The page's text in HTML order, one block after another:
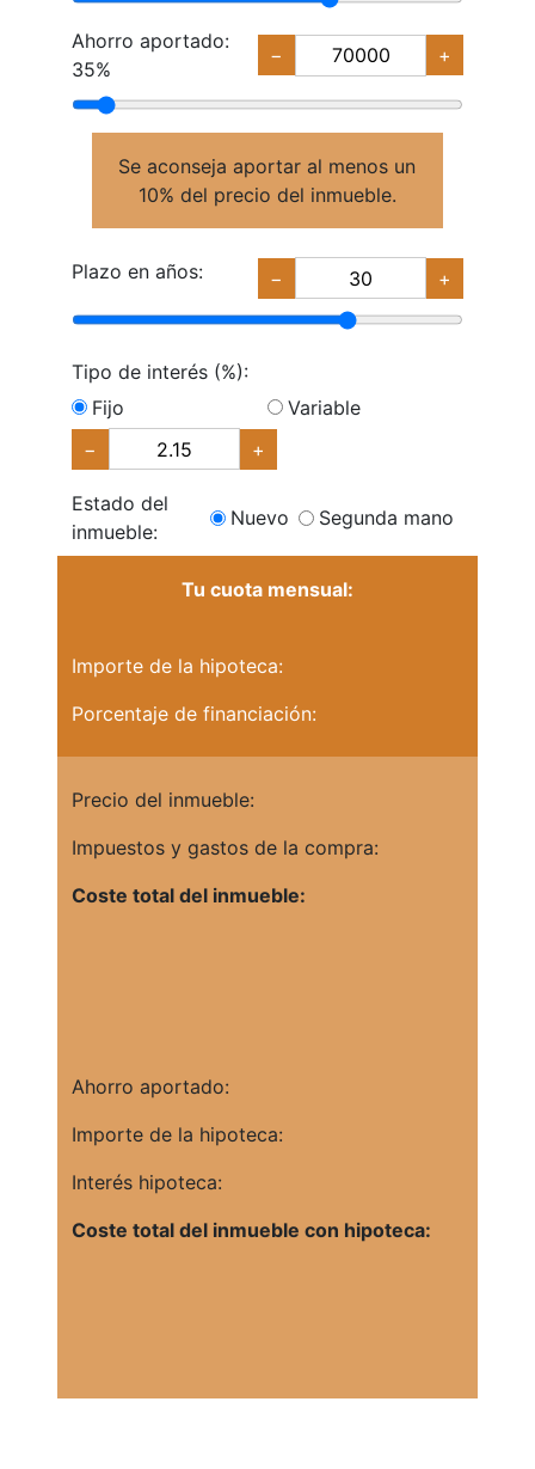
Ahorro aportado:
35%
− +
Se aconseja aportar al menos un
10% del precio del inmueble.
Plazo en años: − +
Tipo de interés (%):
Fijo
Variable
−
+
Estado del
inmueble:
Nuevo Segunda mano
Tu cuota mensual:
Importe de la hipoteca:
Porcentaje de financiación:
Precio del inmueble:
Impuestos y gastos de la compra:
Coste total del inmueble:
Ahorro aportado:
Importe de la hipoteca:
Interés hipoteca:
Coste total del inmueble con hipoteca: